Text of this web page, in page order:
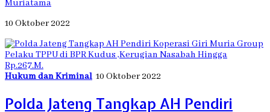
Muriatama
10 Oktober 2022
Hukum dan Kriminal 10 Oktober 2022
Polda Jateng Tangkap AH Pendiri